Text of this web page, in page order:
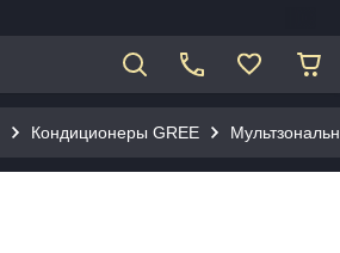
Кондиционеры GREE